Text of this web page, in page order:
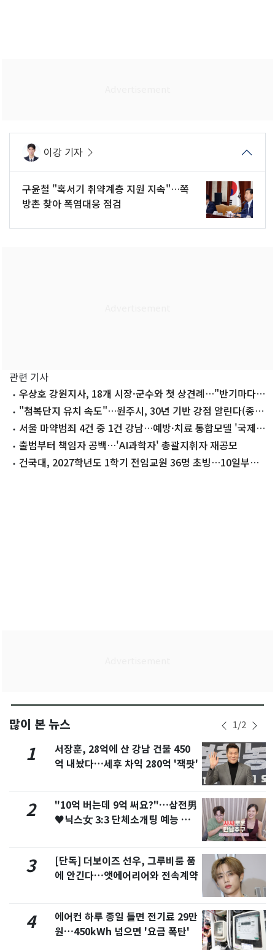
이강 기자
구윤철 "혹서기 취약계층 지원 지속"…쪽
방촌 찾아 폭염대응 점검
관련 기사
우상호 강원지사, 18개 시장·군수와 첫 상견례…"반기마다
만나자"
"첨복단지 유치 속도"…원주시, 30년 기반 강점 알린다(종
합)서울 마약범죄 4건 중 1건 강남…예방·치료 통합모델 '국제
주목'
출범부터 책임자 공백…'AI과학자' 총괄지휘자 재공모
건국대, 2027학년도 1학기 전임교원 36명 초빙…10일부터
많이 본 뉴스 1/2
1
서장훈, 28억에 산 강남 건물 450
억 내놨다…세후 차익 280억 '잭팟'
2
"10억 버는데 9억 써요?"…삼전男
♥닉스女 3:3 단체소개팅 예능 화
3
[단독] 더보이즈 선우, 그루비룸 품
에 안긴다…앳에어리어와 전속계약
4
에어컨 하루 종일 틀면 전기료 29만
원…450kWh 넘으면 '요금 폭탄'